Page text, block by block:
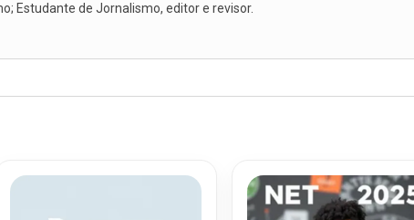
Estudante de Jornalismo, editor e revisor.